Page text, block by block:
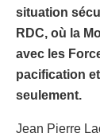
situation
RDC, où la
avec les
pacification
seulement.
Jean Pierre